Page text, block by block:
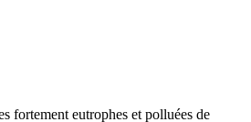
fortement eutrophes et polluées de